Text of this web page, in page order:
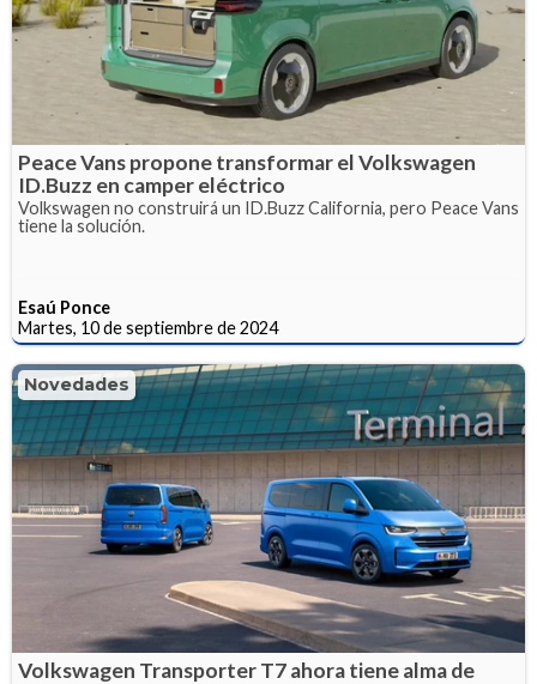
Peace Vans propone transformar el Volkswagen
ID.Buzz en camper eléctrico
Volkswagen no construirá un ID.Buzz California, pero Peace Vans
tiene la solución.
Esaú Ponce
Martes, 10 de septiembre de 2024
Novedades
Volkswagen Transporter T7 ahora tiene alma de